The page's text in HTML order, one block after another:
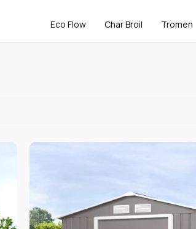
Eco Flow Char Broil Tromen